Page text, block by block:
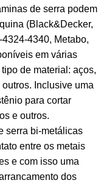
de serra podem
(Black&Decker,
4340, Metabo,
em várias
de material: aços,
Inclusive uma
para cortar
e outros.
serra bi-metálicas
entre os metais
e com isso uma
dos